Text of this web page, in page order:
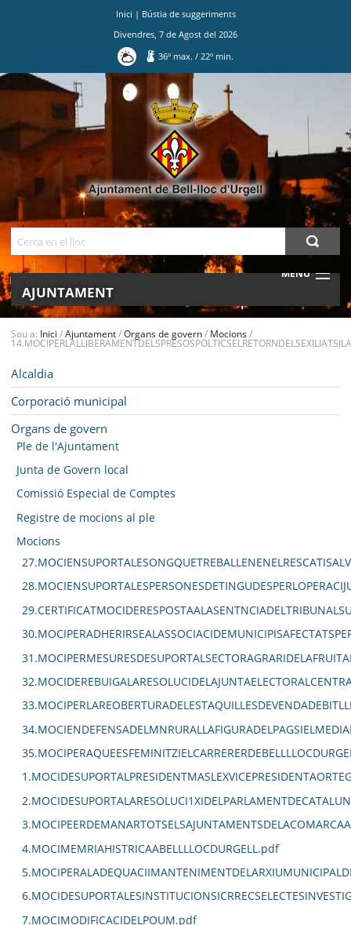
Inici | Bústia de suggeriments
Divendres 7 de Agost del 2026
36º max./ 22º min.
MENU
AJUNTAMENT
BELL-LLOC SOLUCIONA
Sou a: Inici /Ajuntament/Organs de govern/ Mocions/
Alcaldia
Corporació municipal
Organs de govern
Ple de l'Ajuntament
Junta de Govern local
Comissió Especial de Comptes
Registre de mocions al ple
Mocions
4.MOCIMEMRIAHISTRICAABELLLLOCDURGELL.pdf
7.MOCIMODIFICACIDELPOUM.pdf